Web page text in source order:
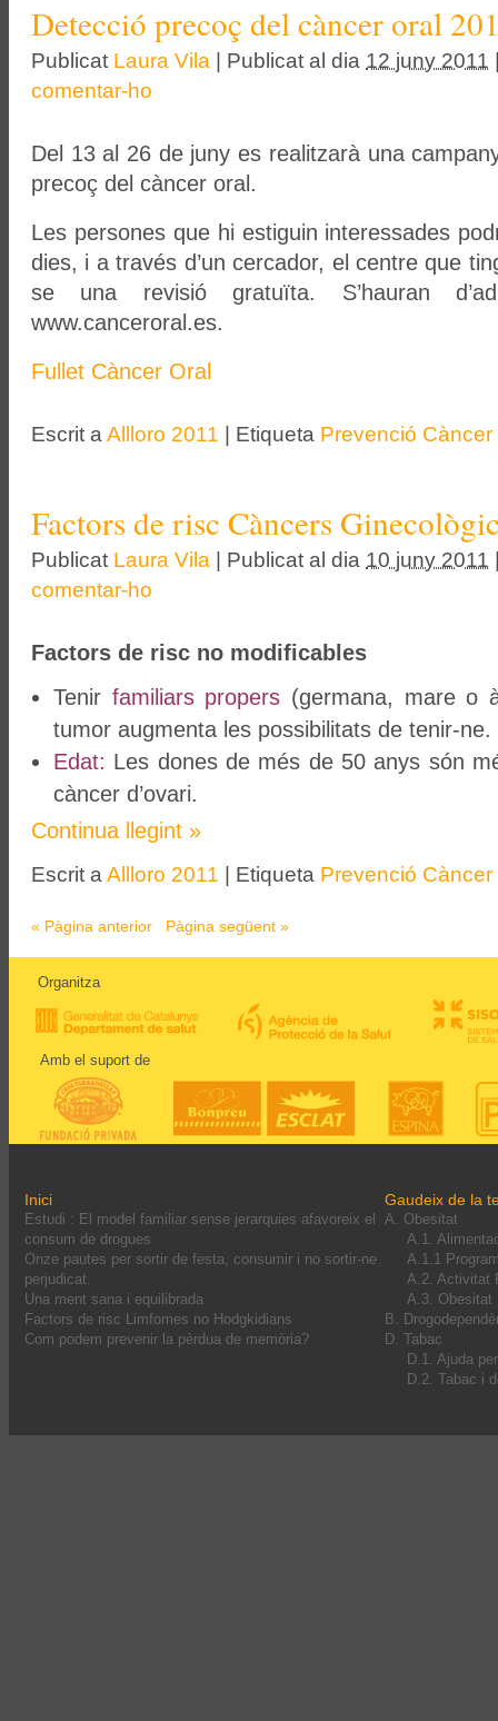
Detecció precoç del càncer oral
Publicat Laura Vila Publicat al dia 12 juny 2011
comentar-ho
Del 13 al 26 de juny es realitzarà una
precoç del càncer oral.
Les persones que hi estiguin interessades
dies, i a través d’un cercador, el centre que
se una revisió gratuïta. S’hauran
www.canceroral.es.
Fullet Càncer Oral
Escrit a Allloro 2011 Etiqueta Prevenció Càncer
Factors de risc Càncers
Publicat Laura Vila Publicat al dia 10 juny 2011
comentar-ho
Factors de risc no modificables
Tenir familiars propers (germana, mare o
tumor augmenta les possibilitats de tenir-ne.
Edat: Les dones de més de 50 anys són
càncer d’ovari.
Continua llegint »
Escrit a Allloro 2011 Etiqueta Prevenció Càncer
« Pàgina anterior Pàgina següent »
Organitza
Amb el suport de
Inici
Estudi : El model familiar sense jerarquies afavoreix el
consum de drogues
Onze pautes per sortir de festa, consumir i no sortir-ne
perjudicat.
Una ment sana i equilibrada
Factors de risc Limfomes no Hodgkidians
Com podem prevenir la pèrdua de memòria?
Gaudeix de la
A. Obesitat
A.1.
A.1.1
A.2. Activitat
A.3. Obesitat
B.
D. Tabac
D.1. Ajuda
D.2. Tabac i